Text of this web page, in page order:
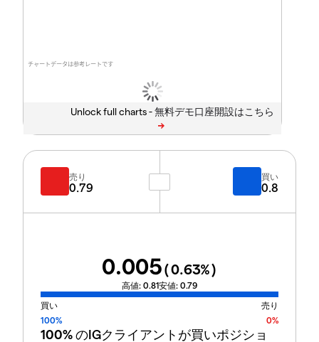
チャートデータは参考レートです
Unlock full charts -
売り
0.79
買い
0.8
0.005(0.63%)
高値: 0.81安値: 0.79
買い
売り
100%
0%
100%のIGクライアントが買いポジショ